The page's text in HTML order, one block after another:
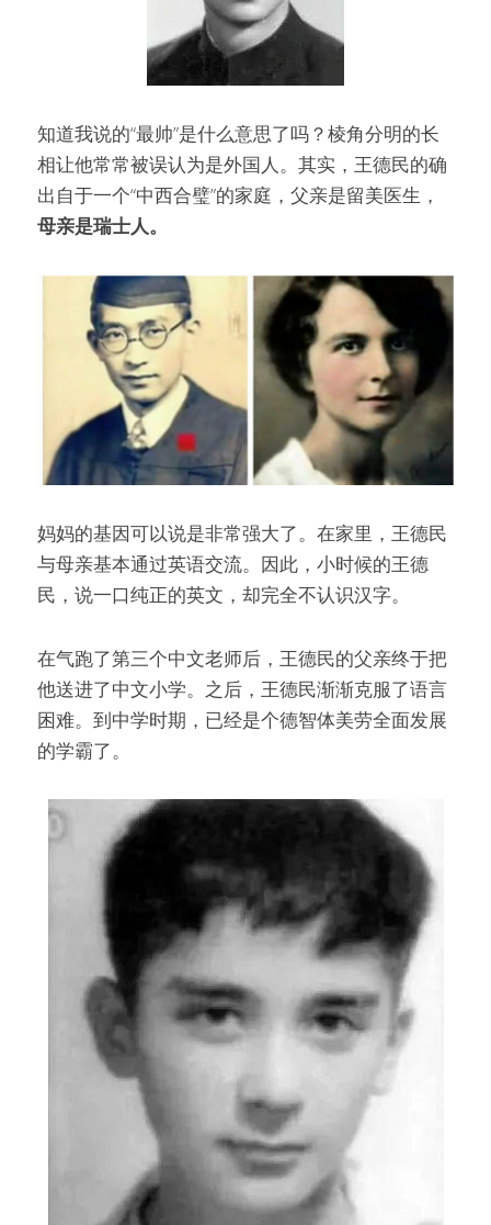
知道我说的“最帅”是什么意思了吗？棱角分明的长
相让他常常被误认为是外国人。其实，王德民的确
出自于一个“中西合璧”的家庭，父亲是留美医生，
母亲是瑞士人。
妈妈的基因可以说是非常强大了。在家里，王德民
与母亲基本通过英语交流。因此，小时候的王德
民，说一口纯正的英文，却完全不认识汉字。
在气跑了第三个中文老师后，王德民的父亲终于把
他送进了中文小学。之后，王德民渐渐克服了语言
困难。到中学时期，已经是个德智体美劳全面发展
的学霸了。